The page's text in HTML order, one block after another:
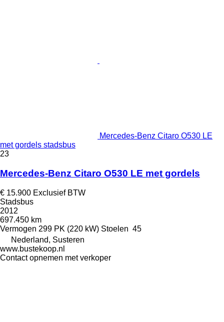
Mercedes-Benz Citaro O530 LE
met gordels stadsbus
23
Mercedes-Benz Citaro O530 LE met gordels
€ 15.900 Exclusief BTW
Stadsbus
2012
697.450 km
Vermogen 299 PK (220 kW) Stoelen 45
Nederland, Susteren
www.bustekoop.nl
Contact opnemen met verkoper